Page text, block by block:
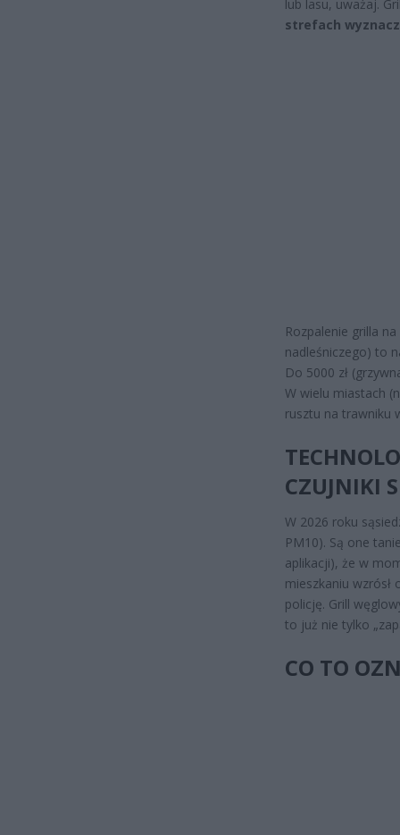
lub lasu, uważaj.
strefach
Rozpalenie grilla
nadleśniczego) to
Do 5000 zł
W wielu miastach
rusztu na trawniku
CZUJNIKI
W 2026 roku
PM10). Są one
aplikacji), że w
mieszkaniu wzrósł
policję. Grill
to już nie tylko
CO TO